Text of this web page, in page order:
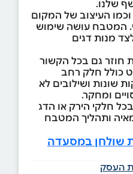
שלנו.
העיצוב של המקום
המטבח עושה שימוש
מנות דגים
חוזר גם בכל הקשור
כולל חלק רחב
שונות ושילובים לא
ומחקר.
חלקי הירק או הדג
ותהליך המטבח
שולחן במסעדה
העסק